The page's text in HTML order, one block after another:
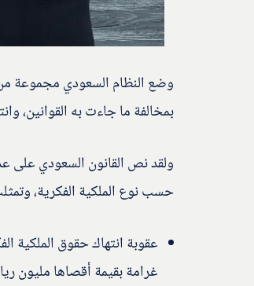
وضع النظام السعودي مجموعة
بمخالفة ما جاءت به القوانين،
ولقد نص القانون السعودي على
حسب نوع الملكية الفكرية،
عقوبة انتهاك حقوق الملكية
غرامة بقيمة أقصاها مليون